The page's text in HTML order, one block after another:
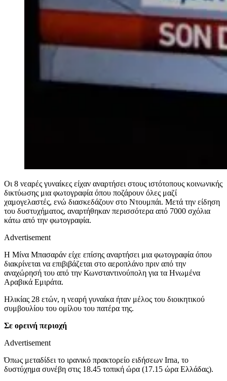
Οι 8 νεαρές γυναίκες είχαν αναρτήσει στους ιστότοπους κοινωνικής
δικτύωσης μια φωτογραφία όπου ποζάρουν όλες μαζί
χαμογελαστές, ενώ διασκεδάζουν στο Ντουμπάι. Μετά την είδηση
του δυστυχήματος, αναρτήθηκαν περισσότερα από 7000 σχόλια
κάτω από την φωτογραφία.
Advertisement
Η Μίνα Μπασαράν είχε επίσης αναρτήσει μια φωτογραφία όπου
διακρίνεται να επιβιβάζεται στο αεροπλάνο πριν από την
αναχώρησή του από την Κωνσταντινούπολη για τα Ηνωμένα
Αραβικά Εμιράτα.
Ηλικίας 28 ετών, η νεαρή γυναίκα ήταν μέλος του διοικητικού
συμβουλίου του ομίλου του πατέρα της.
Σε ορεινή περιοχή
Advertisement
Όπως μεταδίδει το ιρανικό πρακτορείο ειδήσεων Irna, το
δυστύχημα συνέβη στις 18.45 τοπική ώρα (17.15 ώρα Ελλάδας).